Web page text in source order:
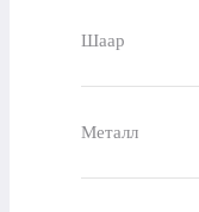
Шаар
Металл